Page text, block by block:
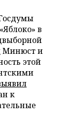
в
Минюст и
этой
к